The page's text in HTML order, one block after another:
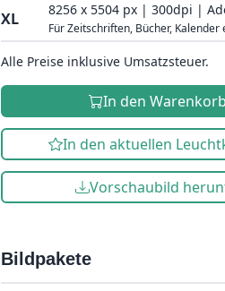
XL 8256 x 5504 px | 300dpi |
Für Zeitschriften, Bücher, Kalender
Alle Preise inklusive Umsatzsteuer.
In den
In den aktuellen
Vorschaubild
Bildpakete